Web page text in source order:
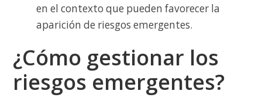
en el contexto que pueden favorecer la
aparición de riesgos emergentes.
¿Cómo gestionar los
riesgos emergentes?